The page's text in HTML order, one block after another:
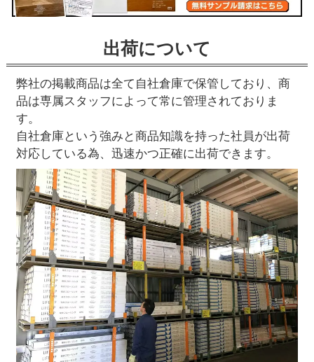
出荷について
弊社の掲載商品は全て自社倉庫で保管しており、商
品は専属スタッフによって常に管理されておりま
す。
自社倉庫という強みと商品知識を持った社員が出荷
対応している為、迅速かつ正確に出荷できます。